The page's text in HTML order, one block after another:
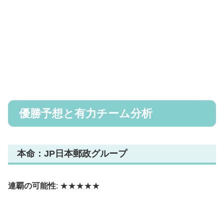
優勝予想と有力チーム分析
本命：JP日本郵政グループ
連覇の可能性: ★★★★★